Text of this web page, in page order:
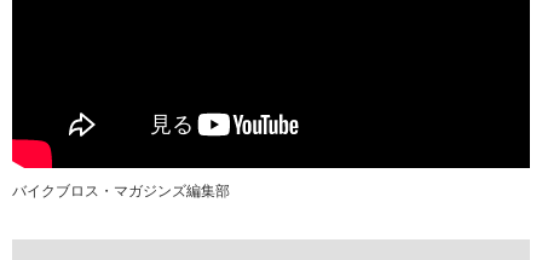
バイクブロス・マガジンズ編集部